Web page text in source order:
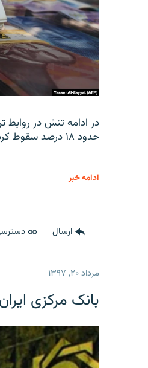
در ادامه تنش در روابط
حدود ۱۸ درصد سقوط کرد.
ادامه خبر
ارسال
مرداد ۲۰, ۱۳۹۷
بانک مرکزی ایران گم شدن ۹